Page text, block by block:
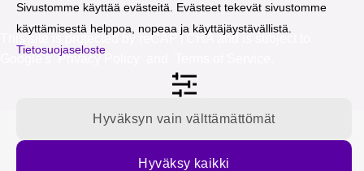
This site is protected by reCAPTCHA and is subject to
Privacy Policy
Sivustomme käyttää evästeitä. Evästeet tekevät sivustomme
käyttämisestä helppoa, nopeaa ja käyttäjäystävällistä.
Tietosuojaseloste
Hyväksy kaikki
Hyväksyn vain välttämättömät